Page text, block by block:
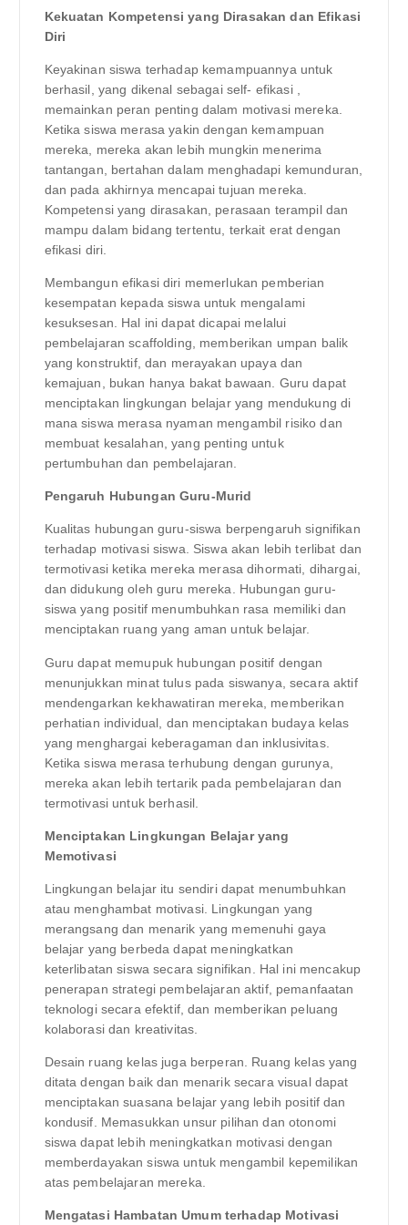
Kekuatan Kompetensi yang Dirasakan dan Efikasi
Diri
Keyakinan siswa terhadap kemampuannya untuk
berhasil, yang dikenal sebagai self- efikasi ,
memainkan peran penting dalam motivasi mereka.
Ketika siswa merasa yakin dengan kemampuan
mereka, mereka akan lebih mungkin menerima
tantangan, bertahan dalam menghadapi kemunduran,
dan pada akhirnya mencapai tujuan mereka.
Kompetensi yang dirasakan, perasaan terampil dan
mampu dalam bidang tertentu, terkait erat dengan
efikasi diri.
Membangun efikasi diri memerlukan pemberian
kesempatan kepada siswa untuk mengalami
kesuksesan. Hal ini dapat dicapai melalui
pembelajaran scaffolding, memberikan umpan balik
yang konstruktif, dan merayakan upaya dan
kemajuan, bukan hanya bakat bawaan. Guru dapat
menciptakan lingkungan belajar yang mendukung di
mana siswa merasa nyaman mengambil risiko dan
membuat kesalahan, yang penting untuk
pertumbuhan dan pembelajaran.
Pengaruh Hubungan Guru-Murid
Kualitas hubungan guru-siswa berpengaruh signifikan
terhadap motivasi siswa. Siswa akan lebih terlibat dan
termotivasi ketika mereka merasa dihormati, dihargai,
dan didukung oleh guru mereka. Hubungan guru-
siswa yang positif menumbuhkan rasa memiliki dan
menciptakan ruang yang aman untuk belajar.
Guru dapat memupuk hubungan positif dengan
menunjukkan minat tulus pada siswanya, secara aktif
mendengarkan kekhawatiran mereka, memberikan
perhatian individual, dan menciptakan budaya kelas
yang menghargai keberagaman dan inklusivitas.
Ketika siswa merasa terhubung dengan gurunya,
mereka akan lebih tertarik pada pembelajaran dan
termotivasi untuk berhasil.
Menciptakan Lingkungan Belajar yang
Memotivasi
Lingkungan belajar itu sendiri dapat menumbuhkan
atau menghambat motivasi. Lingkungan yang
merangsang dan menarik yang memenuhi gaya
belajar yang berbeda dapat meningkatkan
keterlibatan siswa secara signifikan. Hal ini mencakup
penerapan strategi pembelajaran aktif, pemanfaatan
teknologi secara efektif, dan memberikan peluang
kolaborasi dan kreativitas.
Desain ruang kelas juga berperan. Ruang kelas yang
ditata dengan baik dan menarik secara visual dapat
menciptakan suasana belajar yang lebih positif dan
kondusif. Memasukkan unsur pilihan dan otonomi
siswa dapat lebih meningkatkan motivasi dengan
memberdayakan siswa untuk mengambil kepemilikan
atas pembelajaran mereka.
Mengatasi Hambatan Umum terhadap Motivasi